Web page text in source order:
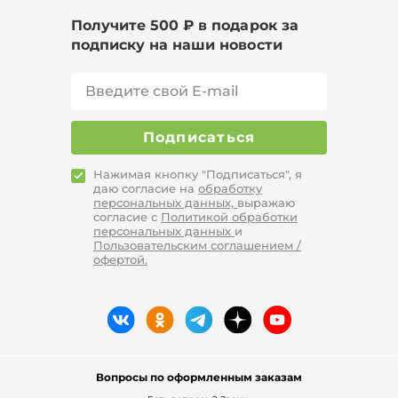
Получите 500 ₽ в подарок за
подписку на наши новости
Подписаться
Нажимая кнопку "Подписаться", я
даю согласие на обработку
персональных данных, выражаю
согласие с Политикой обработки
персональных данных и
Пользовательским соглашением /
офертой.
Вопросы по оформленным заказам